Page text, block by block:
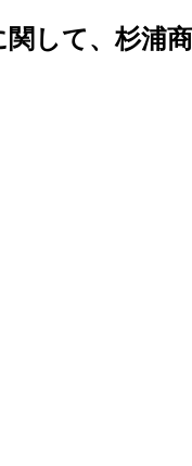
して、杉浦